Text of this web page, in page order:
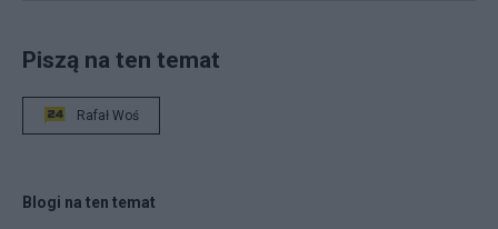
Piszą na ten temat
Rafał Woś
Blogi na ten temat